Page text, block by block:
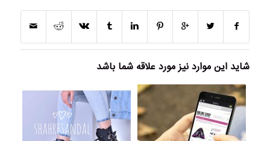
شاید این موارد نیز مورد علاقه شما باشد